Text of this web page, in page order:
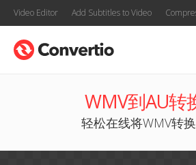
Video Editor Add Subtitles to Video
WMV到AU转
轻松在线将WMV转